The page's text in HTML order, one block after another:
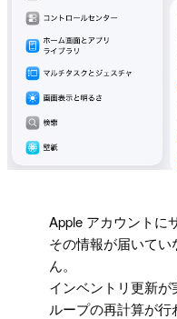
Apple アカウントに
その情報が届いて
ん。
インベントリ更新
ループの再計算が